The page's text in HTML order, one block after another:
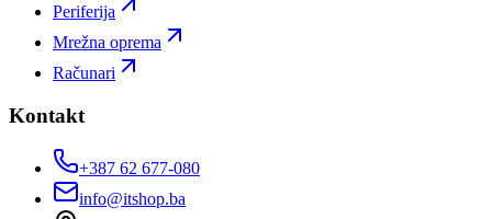
Periferija
Mrežna oprema
Računari
Kontakt
+387 62 677-080
info@itshop.ba